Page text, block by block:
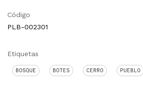
Código
PLB-002301
Etiquetas
BOSQUE BOTES CERRO PUEBLO